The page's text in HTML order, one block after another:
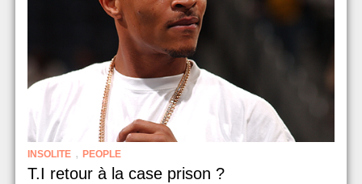
INSOLITE , PEOPLE
T.I retour à la case prison ?